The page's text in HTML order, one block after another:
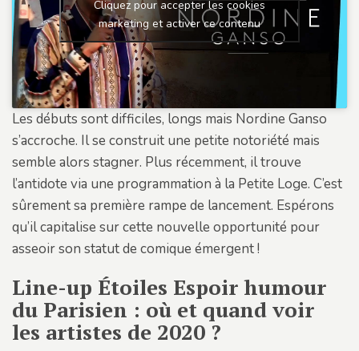
Cliquez pour accepter les cookies
marketing et activer ce contenu
Les débuts sont difficiles, longs mais Nordine Ganso
s’accroche. Il se construit une petite notoriété mais
semble alors stagner. Plus récemment, il trouve
l’antidote via une programmation à la Petite Loge. C’est
sûrement sa première rampe de lancement. Espérons
qu’il capitalise sur cette nouvelle opportunité pour
asseoir son statut de comique émergent !
Line-up Étoiles Espoir humour
du Parisien : où et quand voir
les artistes de 2020 ?